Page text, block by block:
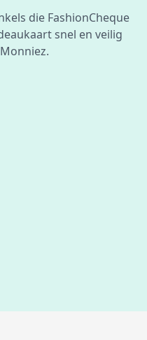
die FashionCheque
snel en veilig